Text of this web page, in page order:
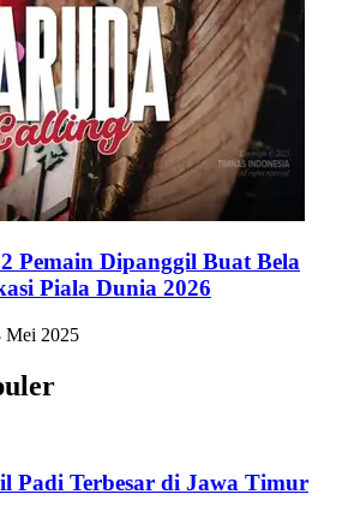
Pemain Dipanggil Buat Bela
Piala Dunia 2026
Mei 2025
Padi Terbesar di Jawa Timur